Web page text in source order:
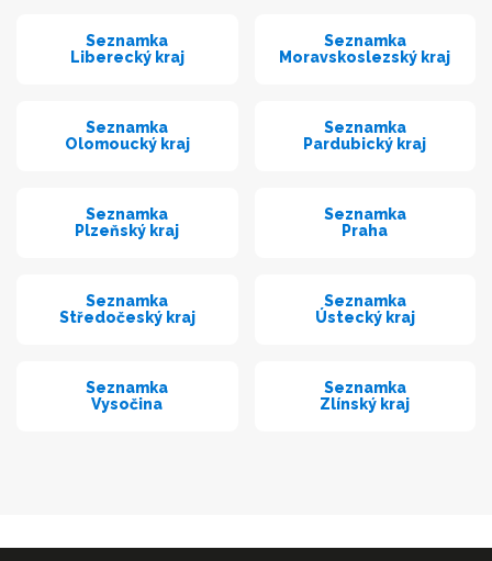
Seznamka
Liberecký kraj
Seznamka
Moravskoslezský kraj
Seznamka
Olomoucký kraj
Seznamka
Pardubický kraj
Seznamka
Plzeňský kraj
Seznamka
Praha
Seznamka
Středočeský kraj
Seznamka
Ústecký kraj
Seznamka
Vysočina
Seznamka
Zlínský kraj